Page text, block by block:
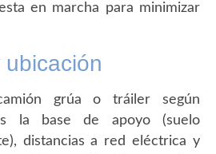
en marcha para minimizar
grúa o tráiler según
la base de apoyo (suelo
distancias a red eléctrica y